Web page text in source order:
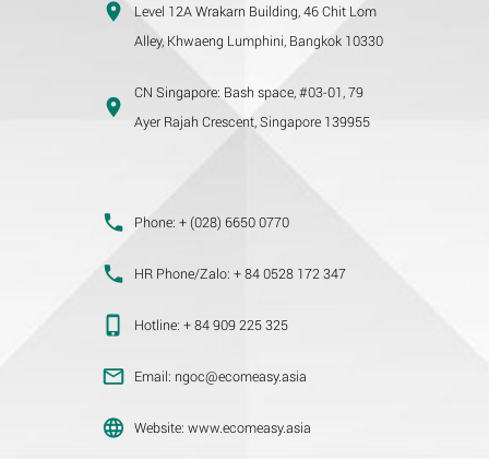
Level 12A Wrakarn Building, 46 Chit Lom
Alley, Khwaeng Lumphini, Bangkok 10330
CN Singapore: Bash space, #03-01, 79
Ayer Rajah Crescent, Singapore 139955
Phone: + (028) 6650 0770
HR Phone/Zalo: + 84 0528 172 347
Hotline: + 84 909 225 325
Email: ngoc@ecomeasy.asia
Website: www.ecomeasy.asia